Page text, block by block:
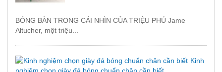
BÓNG BÀN TRONG CÁI NHÌN CỦA TRIỆU PHÚ Jame
Altucher, một triệu...
Kinh